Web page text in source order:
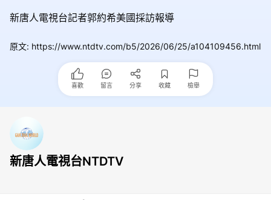
新唐人電視台記者郭約希美國採訪報導
原文: https://www.ntdtv.com/b5/2026/06/25/a104109456.html
喜歡 留言 分享 收藏 檢舉
新唐人電視台NTDTV